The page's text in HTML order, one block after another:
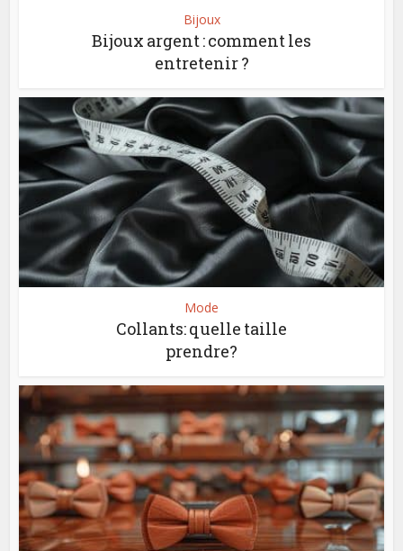
Bijoux
Bijoux argent : comment les
entretenir ?
Mode
Collants: quelle taille
prendre?